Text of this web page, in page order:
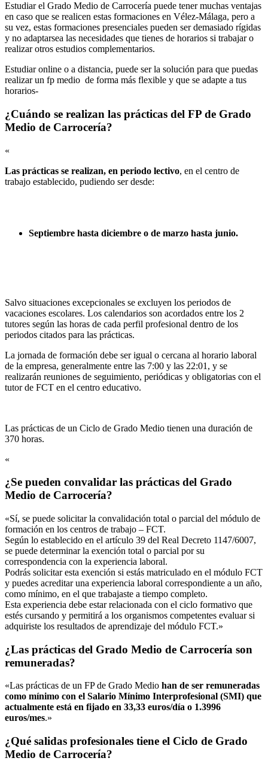
Estudiar el Grado Medio de Carrocería puede tener muchas ventajas
en caso que se realicen estas formaciones en Vélez-Málaga, pero a
su vez, estas formaciones presenciales pueden ser demasiado rígidas
y no adaptarsea las necesidades que tienes de horarios si trabajar o
realizar otros estudios complementarios.
Estudiar online o a distancia, puede ser la solución para que puedas
realizar un fp medio de forma más flexible y que se adapte a tus
horarios-
¿Cuándo se realizan las prácticas del FP de Grado
Medio de Carrocería?
«
Las prácticas se realizan, en periodo lectivo, en el centro de
trabajo establecido, pudiendo ser desde:
Septiembre hasta diciembre o de marzo hasta junio.
Salvo situaciones excepcionales se excluyen los periodos de
vacaciones escolares. Los calendarios son acordados entre los 2
tutores según las horas de cada perfil profesional dentro de los
periodos citados para las prácticas.
La jornada de formación debe ser igual o cercana al horario laboral
de la empresa, generalmente entre las 7:00 y las 22:01, y se
realizarán reuniones de seguimiento, periódicas y obligatorias con el
tutor de FCT en el centro educativo.
Las prácticas de un Ciclo de Grado Medio tienen una duración de
370 horas.
«
¿Se pueden convalidar las prácticas del Grado
Medio de Carrocería?
«Sí, se puede solicitar la convalidación total o parcial del módulo de
formación en los centros de trabajo – FCT.
Según lo establecido en el artículo 39 del Real Decreto 1147/6007,
se puede determinar la exención total o parcial por su
correspondencia con la experiencia laboral.
Podrás solicitar esta exención si estás matriculado en el módulo FCT
y puedes acreditar una experiencia laboral correspondiente a un año,
como mínimo, en el que trabajaste a tiempo completo.
Esta experiencia debe estar relacionada con el ciclo formativo que
estés cursando y permitirá a los organismos competentes evaluar si
adquiriste los resultados de aprendizaje del módulo FCT.»
¿Las prácticas del Grado Medio de Carrocería son
remuneradas?
«Las prácticas de un FP de Grado Medio han de ser remuneradas
como mínimo con el Salario Mínimo Interprofesional (SMI) que
actualmente está en fijado en 33,33 euros/día o 1.3996
euros/mes.»
¿Qué salidas profesionales tiene el Ciclo de Grado
Medio de Carrocería?